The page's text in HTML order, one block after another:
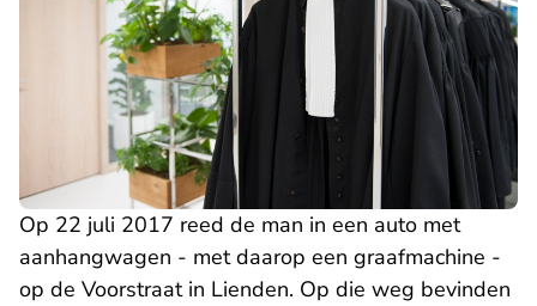
Op 22 juli 2017 reed de man in een auto met
aanhangwagen - met daarop een graafmachine -
op de Voorstraat in Lienden. Op die weg bevinden